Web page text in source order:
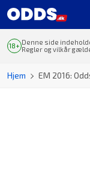
Hjem EM 2016:
Denne side
Regler og vilkår